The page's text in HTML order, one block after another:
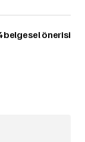
belgesel önerisi